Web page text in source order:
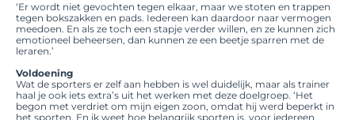
‘Er wordt niet gevochten tegen elkaar, maar we stoten en trappen
tegen bokszakken en pads. Iedereen kan daardoor naar vermogen
meedoen. En als ze toch een stapje verder willen, en ze kunnen zich
emotioneel beheersen, dan kunnen ze een beetje sparren met de
leraren.’
Voldoening
Wat de sporters er zelf aan hebben is wel duidelijk, maar als trainer
haal je ook iets extra’s uit het werken met deze doelgroep. ‘Het
begon met verdriet om mijn eigen zoon, omdat hij werd beperkt in
het sporten. En ik weet hoe belangrijk sporten is, voor iedereen